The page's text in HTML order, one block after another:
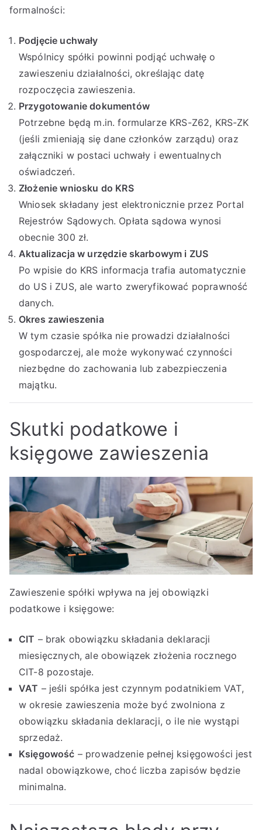
formalności:
Podjęcie uchwały
Wspólnicy spółki powinni podjąć uchwałę o
zawieszeniu działalności, określając datę
rozpoczęcia zawieszenia.
Przygotowanie dokumentów
Potrzebne będą m.in. formularze KRS-Z62, KRS-ZK
(jeśli zmieniają się dane członków zarządu) oraz
załączniki w postaci uchwały i ewentualnych
oświadczeń.
Złożenie wniosku do KRS
Wniosek składany jest elektronicznie przez Portal
Rejestrów Sądowych. Opłata sądowa wynosi
obecnie 300 zł.
Aktualizacja w urzędzie skarbowym i ZUS
Po wpisie do KRS informacja trafia automatycznie
do US i ZUS, ale warto zweryfikować poprawność
danych.
Okres zawieszenia
W tym czasie spółka nie prowadzi działalności
gospodarczej, ale może wykonywać czynności
niezbędne do zachowania lub zabezpieczenia
majątku.
Skutki podatkowe i
księgowe zawieszenia
Zawieszenie spółki wpływa na jej obowiązki
podatkowe i księgowe:
CIT – brak obowiązku składania deklaracji
miesięcznych, ale obowiązek złożenia rocznego
CIT-8 pozostaje.
VAT – jeśli spółka jest czynnym podatnikiem VAT,
w okresie zawieszenia może być zwolniona z
obowiązku składania deklaracji, o ile nie wystąpi
sprzedaż.
Księgowość – prowadzenie pełnej księgowości jest
nadal obowiązkowe, choć liczba zapisów będzie
minimalna.